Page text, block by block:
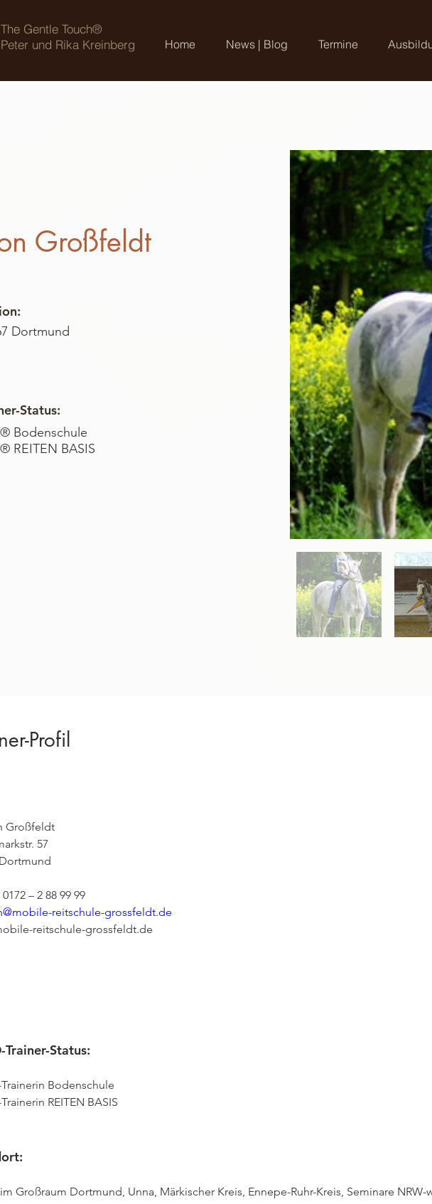
The Gentle Touch®
Peter und Rika Kreinberg
Home News | Blog Termine
Großfeldt
Dortmund
Status:
Bodenschule
REITEN BASIS
Profil
Großfeldt
57
reitschule-grossfeldt.de
reitschule-grossfeldt.de
Trainer-Status:
Bodenschule
REITEN BASIS
Großraum Dortmund, Unna, Märkischer Kreis, Ennepe-Ruhr-Kreis, Seminare NRW-